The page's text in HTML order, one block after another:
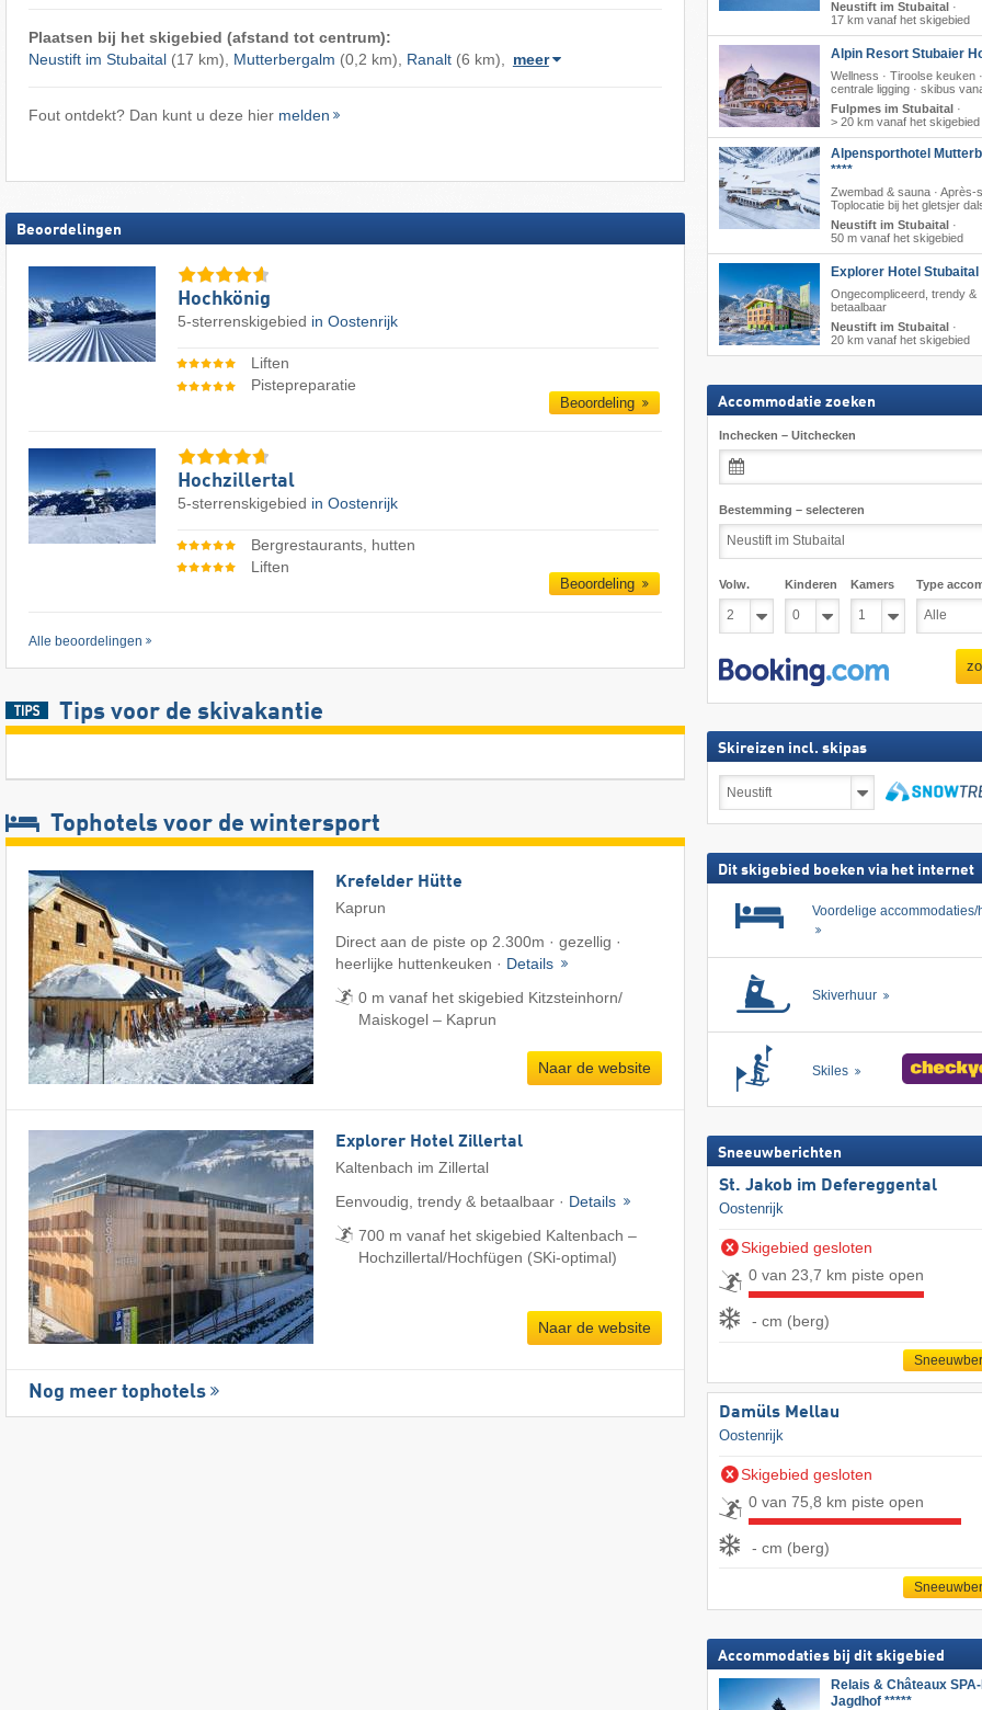
Plaatsen bij het skigebied (afstand tot centrum):
Neustift im Stubaital(17 km), Mutterbergalm (0,2 km), Ranalt(6 km), meer
Fout ontdekt? Dan kunt u deze hier melden
Beoordelingen
Hochkönig
5-sterrenskigebied in Oostenrijk
Liften
Pistepreparatie
Beoordeling
Hochzillertal
5-sterrenskigebied in Oostenrijk
Bergrestaurants, hutten
Liften
Beoordeling
Alle beoordelingen
Tips voor de skivakantie
Tophotels voor de wintersport
Krefelder Hütte
Kaprun
Direct aan de piste op 2.300m · gezellig ·
heerlijke huttenkeuken · Details
0 m vanaf het skigebied Kitzsteinhorn/​
Maiskogel – Kaprun
Naar de website
Explorer Hotel Zillertal
Kaltenbach im Zillertal
Eenvoudig, trendy & betaalbaar · Details
700 m vanaf het skigebied Kaltenbach –
Hochzillertal/​Hochfügen (SKi-optimal)
Naar de website
Nog meer tophotels
Neustift im Stubaital·
17 km vanaf het skigebied
Alpin Resort Stubaier
Wellness · Tiroolse keuken ·
centrale ligging · skibus
Fulpmes im Stubaital·
> 20 km vanaf het skigebied
Alpensporthotel
****
Zwembad & sauna · Après-
Toplocatie bij het gletsjer
Neustift im Stubaital·
50 m vanaf het skigebied
Explorer Hotel Stubaital
Ongecompliceerd, trendy &
betaalbaar
Neustift im Stubaital·
20 km vanaf het skigebied
Accommodatie zoeken
Inchecken – Uitchecken
Bestemming – selecteren
Volw. Kinderen Kamers Type
Skireizen incl. skipas
incl.
Dit skigebied boeken via het internet
Voordelige accommodaties/
Skiverhuur
Skiles
Sneeuwberichten
St. Jakob im Defereggental
Oostenrijk
Skigebied gesloten
0 van 23,7 km piste open
- cm (berg)
Damüls Mellau
Oostenrijk
Skigebied gesloten
0 van 75,8 km piste open
- cm (berg)
Accommodaties bij dit skigebied
Relais & Châteaux
Jagdhof *****